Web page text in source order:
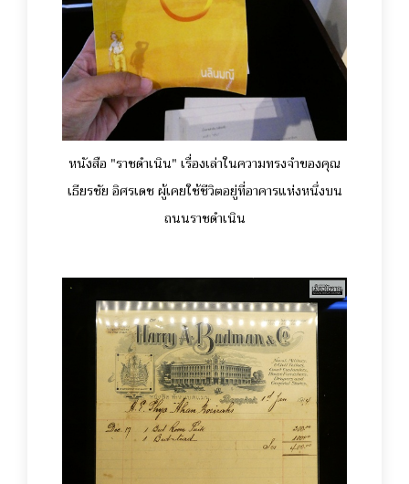
หนังสือ "ราชดำเนิน" เรื่องเล่าในความทรงจำของคุณ
เธียรชัย อิศรเดช ผู้เคยใช้ชีวิตอยู่ที่อาคารแห่งหนึ่งบน
ถนนราชดำเนิน